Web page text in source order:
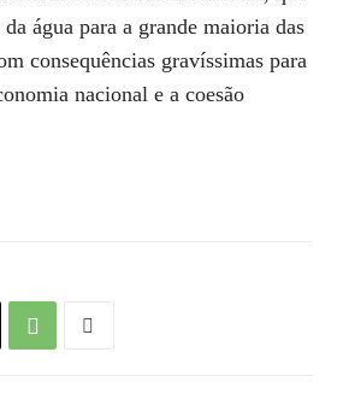
água para a grande maioria das
consequências gravíssimas para
nacional e a coesão